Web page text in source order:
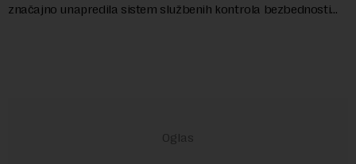
značajno unapredila sistem službenih kontrola bezbednosti